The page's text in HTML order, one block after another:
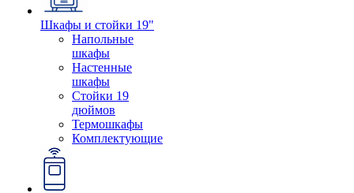
Шкафы и стойки 19"
Напольные
шкафы
Настенные
шкафы
Стойки 19
дюймов
Термошкафы
Комплектующие